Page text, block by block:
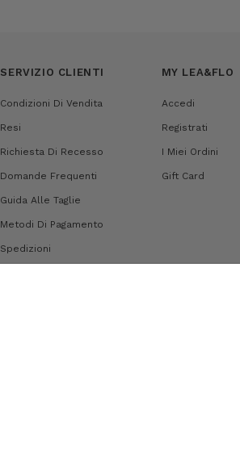
SERVIZIO CLIENTI
Condizioni Di Vendita
Resi
Richiesta Di Recesso
Domande Frequenti
Guida Alle Taglie
Metodi Di Pagamento
Spedizioni
MY LEA&FLO
Accedi
Registrati
I Miei Ordini
Gift Card